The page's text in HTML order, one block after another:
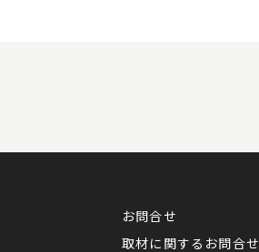
お問合せ
取材に関するお問合せ